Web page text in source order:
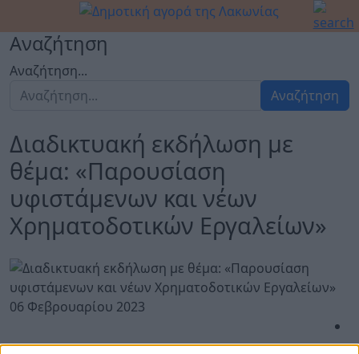
Αναζήτηση
Αναζήτηση...
Αναζήτηση
Διαδικτυακή εκδήλωση με
θέμα: «Παρουσίαση
υφιστάμενων και νέων
Χρηματοδοτικών Εργαλείων»
06 Φεβρουαρίου 2023